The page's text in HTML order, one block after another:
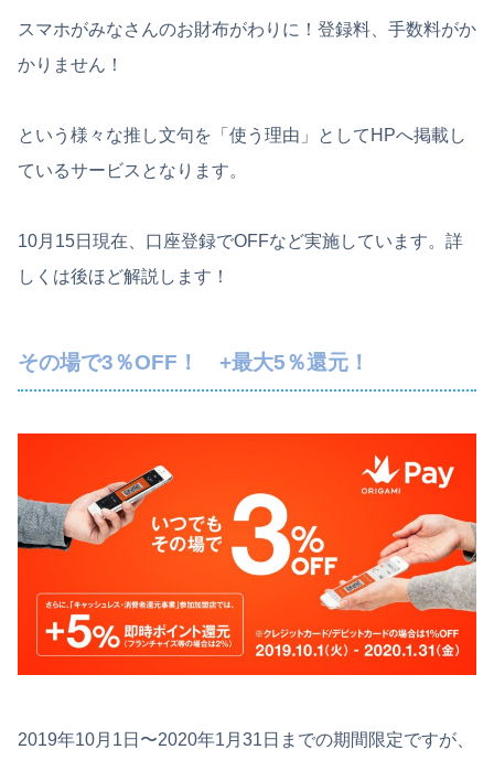
スマホがみなさんのお財布がわりに！登録料、手数料がか
かりません！
という様々な推し文句を「使う理由」としてHPへ掲載し
ているサービスとなります。
10月15日現在、口座登録でOFFなど実施しています。詳
しくは後ほど解説します！
その場で3％OFF！ +最大5％還元！
2019年10月1日〜2020年1月31日までの期間限定ですが、